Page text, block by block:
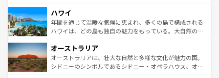
ば市内交通費無料で観光を楽しむこともできる。 なお、新
着のスイス情報はコンテンツ一覧 を参照してほしい。
のような巨大都市は、観光、ショッピング、エンターテイ
ンメントが詰まった刺激的なスポットだ。一方、アメリカ
西部には大自然が広がり、グランドキャニオンやイエロー
部のニューオーリンズでは、音楽と美食が融合した独特の
文化が魅力。旅行者はアメリカの各地域で異なる魅力を楽
しみながら、その多様性と豊かな歴史を感じることができ
ハワイ
年間を通じて温暖な気候に恵まれ、多くの島で構成される
ハワイは、どの島も独自の魅力をもっている。大自然の神
ワイ島は見逃せない。また、定番の観光地といえばオアフ
島だが、静かな自然を求めるならマウイ島やカウアイ島が
おすすめ。エメラルドグリーンに輝く海をはじめ、豊かな
オーストラリア
オーストラリアは、壮大な自然と多様な文化が魅力の国。
シドニーのシンボルであるシドニー・オペラハウス、オー